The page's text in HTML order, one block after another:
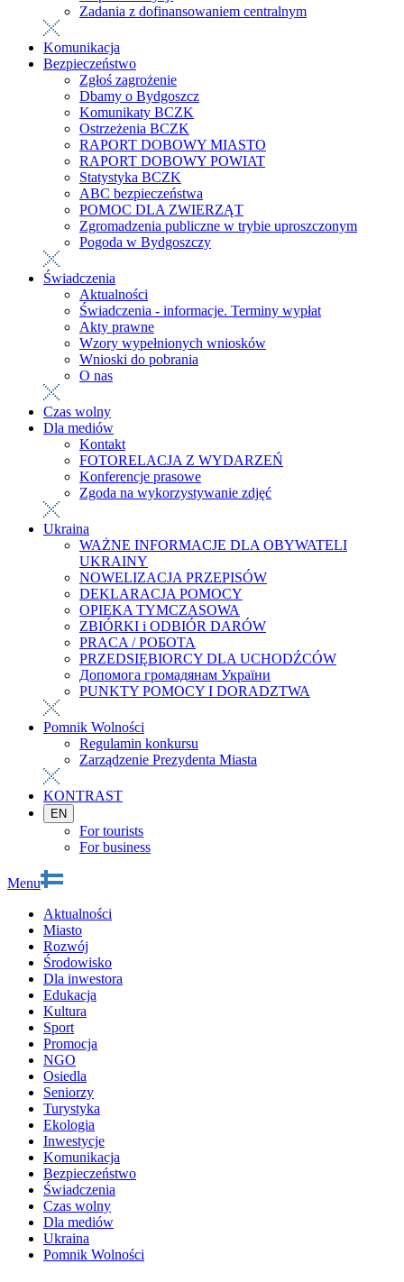
Zadania z dofinansowaniem centralnym
Komunikacja
Bezpieczeństwo
Zgłoś zagrożenie
Dbamy o Bydgoszcz
Komunikaty BCZK
Ostrzeżenia BCZK
RAPORT DOBOWY MIASTO
RAPORT DOBOWY POWIAT
Statystyka BCZK
ABC bezpieczeństwa
POMOC DLA ZWIERZĄT
Zgromadzenia publiczne w trybie uproszczonym
Pogoda w Bydgoszczy
Świadczenia
Aktualności
Świadczenia - informacje. Terminy wypłat
Akty prawne
Wzory wypełnionych wniosków
Wnioski do pobrania
O nas
Czas wolny
Dla mediów
Kontakt
FOTORELACJA Z WYDARZEŃ
Konferencje prasowe
Zgoda na wykorzystywanie zdjęć
Ukraina
WAŻNE INFORMACJE DLA OBYWATELI
UKRAINY
NOWELIZACJA PRZEPISÓW
DEKLARACJA POMOCY
OPIEKA TYMCZASOWA
ZBIÓRKI i ODBIÓR DARÓW
PRACA / РОБОТА
PRZEDSIĘBIORCY DLA UCHODŹCÓW
Допомога громадянам України
PUNKTY POMOCY I DORADZTWA
Pomnik Wolności
Regulamin konkursu
Zarządzenie Prezydenta Miasta
KONTRAST
EN
For tourists
For business
Menu
Aktualności
Miasto
Rozwój
Środowisko
Dla inwestora
Edukacja
Kultura
Sport
Promocja
NGO
Osiedla
Seniorzy
Turystyka
Ekologia
Inwestycje
Komunikacja
Bezpieczeństwo
Świadczenia
Czas wolny
Dla mediów
Ukraina
Pomnik Wolności